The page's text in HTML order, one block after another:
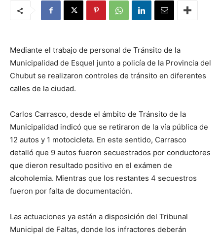
Mediante el trabajo de personal de Tránsito de la
Municipalidad de Esquel junto a policía de la Provincia del
Chubut se realizaron controles de tránsito en diferentes
calles de la ciudad.
Carlos Carrasco, desde el ámbito de Tránsito de la
Municipalidad indicó que se retiraron de la vía pública de
12 autos y 1 motocicleta. En este sentido, Carrasco
detalló que 9 autos fueron secuestrados por conductores
que dieron resultado positivo en el exámen de
alcoholemia. Mientras que los restantes 4 secuestros
fueron por falta de documentación.
Las actuaciones ya están a disposición del Tribunal
Municipal de Faltas, donde los infractores deberán